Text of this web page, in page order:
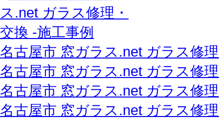
名古屋市 窓ガラス.net ガラス修
名古屋市 窓ガラス.net ガラス修
名古屋市 窓ガラス.net ガラス修
名古屋市 窓ガラス.net ガラス修